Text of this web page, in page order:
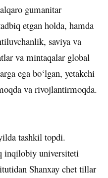
gumanitar
etgan holda, hamda
saviya va
va mintaqalar global
ega bo‘lgan, yetakchi
va rivojlantirmoqda.
tashkil topdi.
inqilobiy universiteti
Shanxay chet tillar